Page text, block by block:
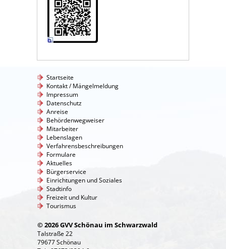
Startseite
Kontakt / Mängelmeldung
Impressum
Datenschutz
Anreise
Behördenwegweiser
Mitarbeiter
Lebenslagen
Verfahrensbeschreibungen
Formulare
Aktuelles
Bürgerservice
Einrichtungen und Soziales
Stadtinfo
Freizeit und Kultur
Tourismus
© 2026 GVV Schönau im Schwarzwald
Talstraße 22
79677 Schönau